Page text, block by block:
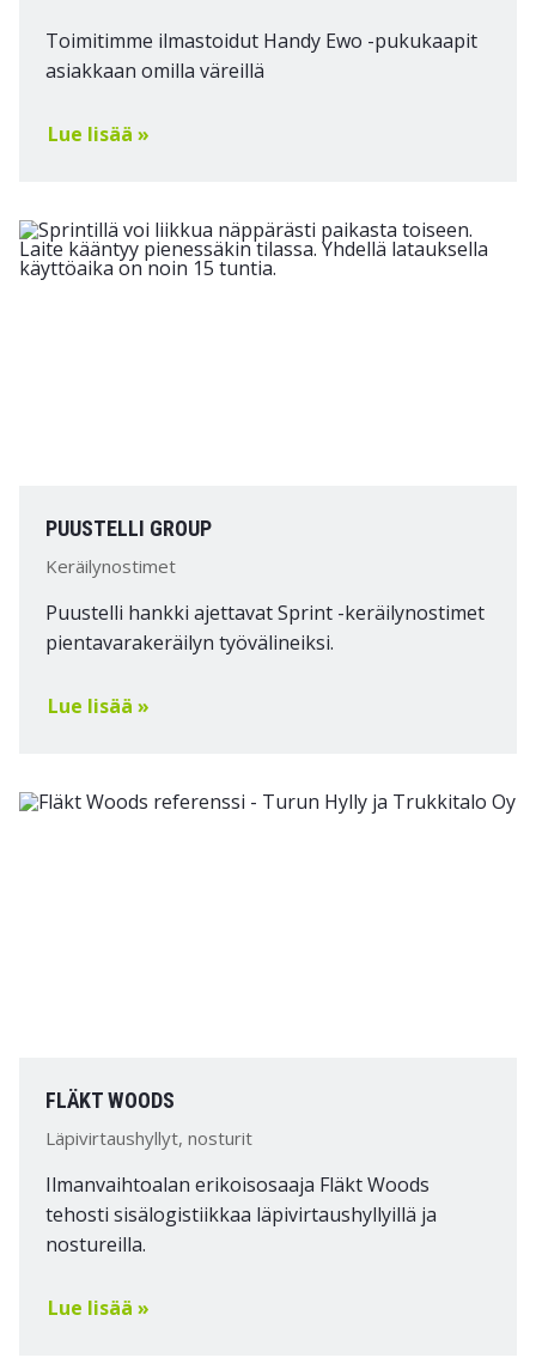
Toimitimme ilmastoidut Handy Ewo -pukukaapit
asiakkaan omilla väreillä
Lue lisää »
PUUSTELLI GROUP
Keräilynostimet
Puustelli hankki ajettavat Sprint -keräilynostimet
pientavarakeräilyn työvälineiksi.
Lue lisää »
FLÄKT WOODS
Läpivirtaushyllyt, nosturit
Ilmanvaihtoalan erikoisosaaja Fläkt Woods
tehosti sisälogistiikkaa läpivirtaushyllyillä ja
nostureilla.
Lue lisää »